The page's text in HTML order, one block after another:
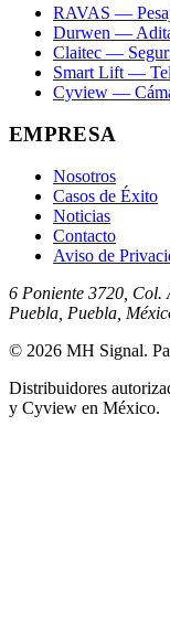
RAVAS —
Durwen —
Claitec —
Smart Lift —
Cyview —
EMPRESA
Nosotros
Casos de Éxito
Noticias
Contacto
Aviso de
6 Poniente 3720, Col.
Puebla, Puebla,
© 2026 MH Signal.
Distribuidores
y Cyview en México.